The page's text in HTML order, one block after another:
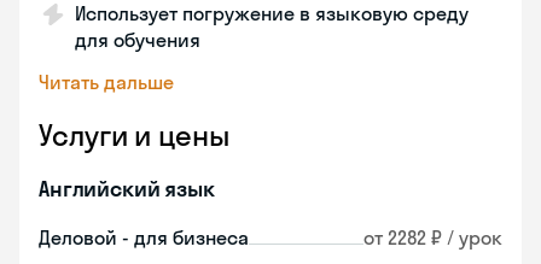
Использует погружение в языковую среду
для обучения
Читать дальше
Услуги и цены
Английский язык
Деловой - для бизнеса от 2282 ₽ / урок